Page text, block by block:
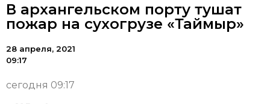
В архангельском порту тушат
пожар на сухогрузе «Таймыр»
28 апреля, 2021
09:17
сегодня 09:17